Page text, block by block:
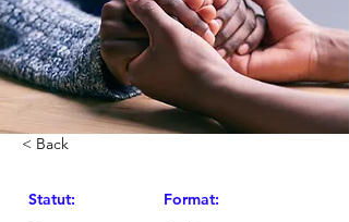
< Back
Statut: Format: